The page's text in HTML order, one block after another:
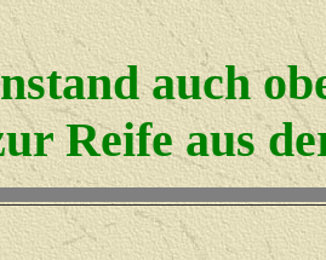
auch
Reife aus